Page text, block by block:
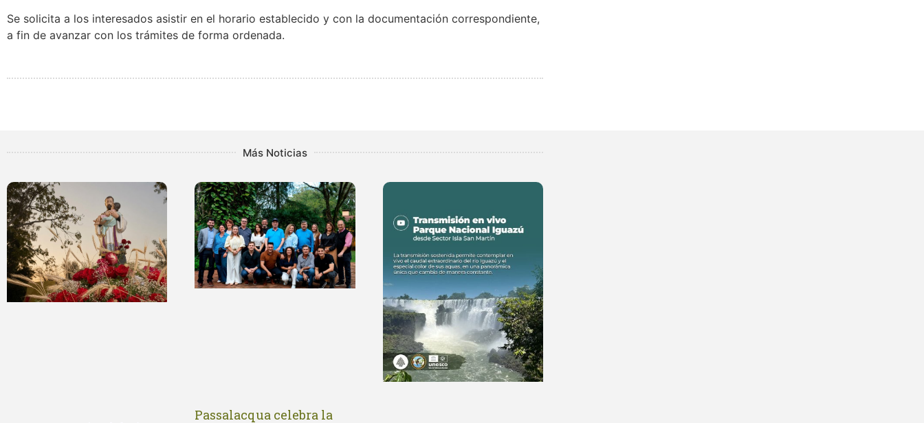
Se solicita a los interesados asistir en el horario establecido y con la documentación correspondiente,
a fin de avanzar con los trámites de forma ordenada.
Más Noticias
Passalacqua celebra la